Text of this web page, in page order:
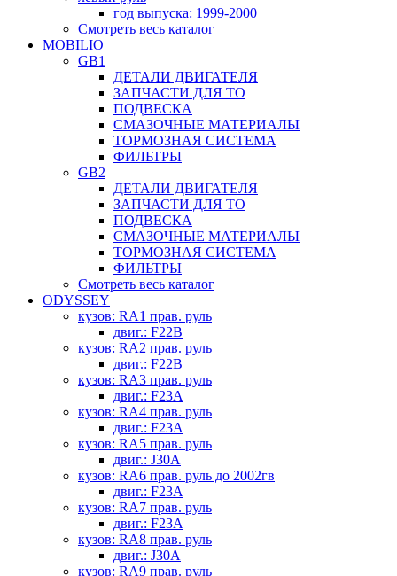
год выпуска: 1999-2000
Смотреть весь каталог
MOBILIO
GB1
ДЕТАЛИ ДВИГАТЕЛЯ
ЗАПЧАСТИ ДЛЯ ТО
ПОДВЕСКА
СМАЗОЧНЫЕ МАТЕРИАЛЫ
ТОРМОЗНАЯ СИСТЕМА
ФИЛЬТРЫ
GB2
ДЕТАЛИ ДВИГАТЕЛЯ
ЗАПЧАСТИ ДЛЯ ТО
ПОДВЕСКА
СМАЗОЧНЫЕ МАТЕРИАЛЫ
ТОРМОЗНАЯ СИСТЕМА
ФИЛЬТРЫ
Смотреть весь каталог
ODYSSEY
кузов: RA1 прав. руль
двиг.: F22B
кузов: RA2 прав. руль
двиг.: F22B
кузов: RA3 прав. руль
двиг.: F23A
кузов: RA4 прав. руль
двиг.: F23A
кузов: RA5 прав. руль
двиг.: J30A
кузов: RA6 прав. руль до 2002гв
двиг.: F23A
кузов: RA7 прав. руль
двиг.: F23A
кузов: RA8 прав. руль
двиг.: J30A
кузов: RA9 прав. руль